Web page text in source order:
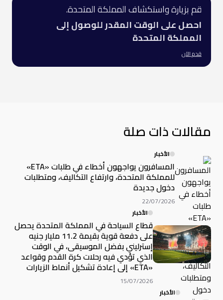
قم بزيارة واستكشاف المملكة المتحدة.
احصل على الوقت المقدر للوصول إلى
المملكة المتحدة
قدم الآن
مقالات ذات صلة
الأخبار
المسافرون يواجهون أخطاء في طلبات «ETA»
للمملكة المتحدة، وارتفاع التكاليف، ومتطلبات
دخول جديدة
22/07/2026
الأخبار
قطاع السياحة في المملكة المتحدة يحصل
على دفعة قوية بقيمة 11.2 مليار جنيه
إسترليني بفضل الموسيقى، في الوقت
الذي تؤدي فيه رحلات كرة القدم وقواعد
«ETA» إلى إعادة تشكيل أنماط الزيارات
15/07/2026
الأخبار